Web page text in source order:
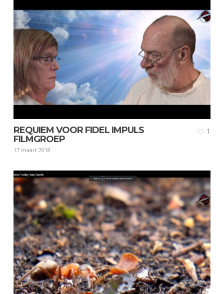
REQUIEM VOOR FIDEL IMPULS
FILMGROEP
17 maart 2018
1